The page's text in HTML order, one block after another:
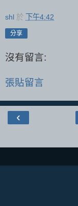
shl 於 下午4:42
分享
沒有留言:
張貼留言
‹